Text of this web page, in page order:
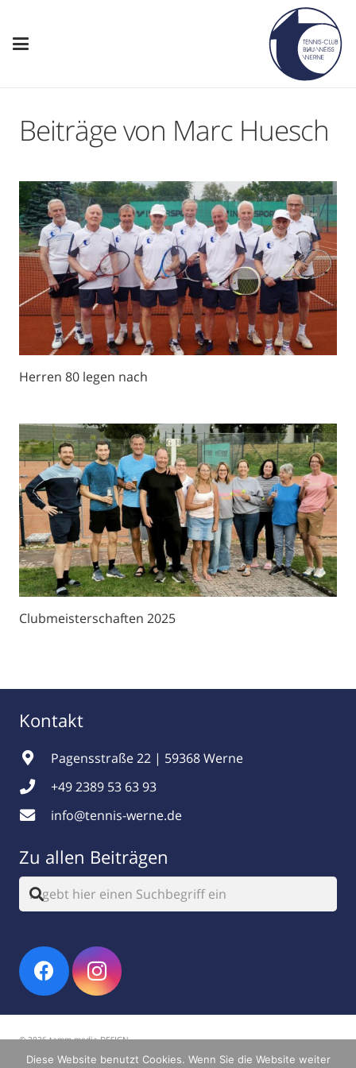
Beiträge von Marc Huesch
Herren 80 legen nach
Clubmeisterschaften 2025
Kontakt
Pagensstraße 22 | 59368 Werne
+49 2389 53 63 93
info@tennis-werne.de
Zu allen Beiträgen
© 2026 tamm.media DESIGN
Diese Website benutzt Cookies. Wenn Sie die Website weiter